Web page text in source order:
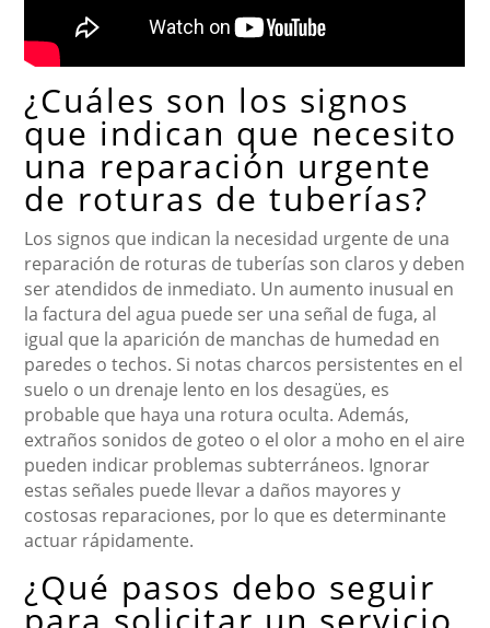
¿Cuáles son los signos
que indican que necesito
una reparación urgente
de roturas de tuberías?
Los signos que indican la necesidad urgente de una
reparación de roturas de tuberías son claros y deben
ser atendidos de inmediato. Un aumento inusual en
la factura del agua puede ser una señal de fuga, al
igual que la aparición de manchas de humedad en
paredes o techos. Si notas charcos persistentes en el
suelo o un drenaje lento en los desagües, es
probable que haya una rotura oculta. Además,
extraños sonidos de goteo o el olor a moho en el aire
pueden indicar problemas subterráneos. Ignorar
estas señales puede llevar a daños mayores y
costosas reparaciones, por lo que es determinante
actuar rápidamente.
¿Qué pasos debo seguir